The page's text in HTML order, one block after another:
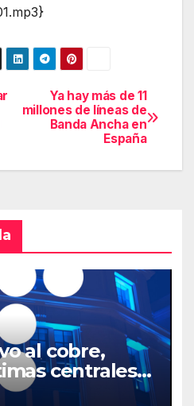
Ya hay más de 11
millones de líneas de
Banda Ancha en
España
al cobre,
centrales